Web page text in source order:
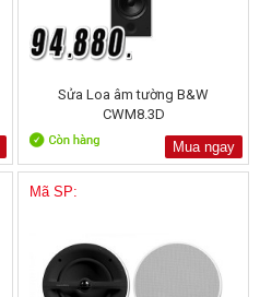
Sửa Loa âm tường B&W
CWM8.3D
Mua ngay
Mã SP: